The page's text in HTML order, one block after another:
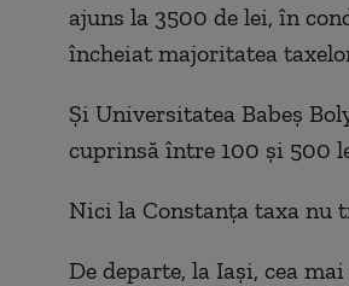
ajuns la 3500 de lei, în
încheiat majoritatea
Și Universitatea Babeș
cuprinsă între 100 și 500
Nici la Constanța taxa nu
De departe, la Iași, cea